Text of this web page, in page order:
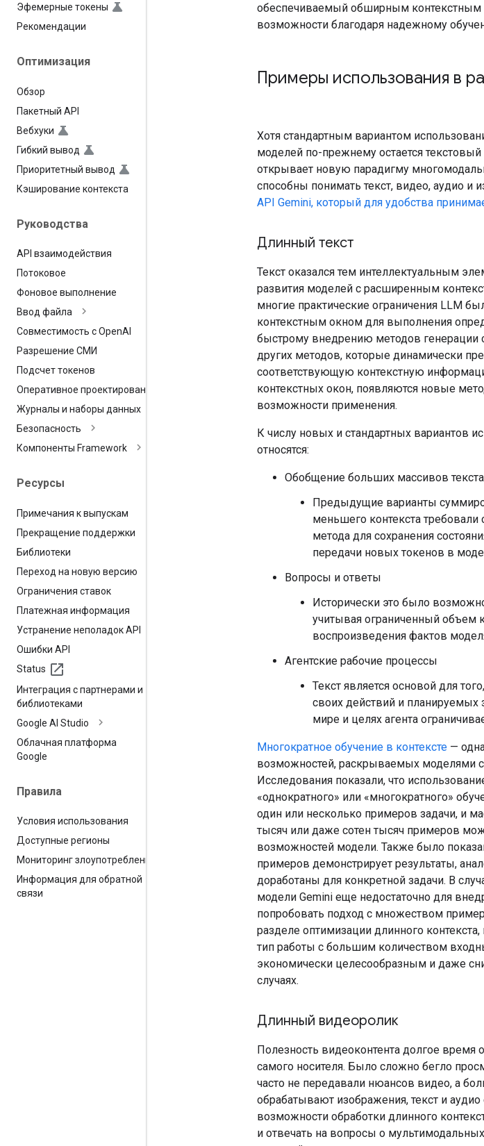
Эфемерные токены
Рекомендации
Оптимизация
Обзор
Пакетный API
Вебхуки
Гибкий вывод
Приоритетный вывод
Кэширование контекста
Руководства
API взаимодействия
Потоковое
Фоновое выполнение
Ввод файла
Совместимость с OpenAI
Разрешение СМИ
Подсчет токенов
Оперативное проектирование
Журналы и наборы данных
Безопасность
Компоненты Framework
Ресурсы
Примечания к выпускам
Прекращение поддержки
Библиотеки
Переход на новую версию
Ограничения ставок
Платежная информация
Устранение неполадок API
Ошибки API
Status
Интеграция с партнерами и
библиотеками
Google AI Studio
Облачная платформа
Google
Правила
Условия использования
Доступные регионы
Мониторинг злоупотреблений
Информация для обратной
связи
обеспечиваемый обширным
возможности благодаря надежному
Примеры использования в
Хотя стандартным вариантом
моделей по-прежнему остается
открывает новую парадигму
способны понимать текст, видео, аудио и
API Gemini, который для удобства
Длинный текст
Текст оказался тем интеллектуальным
развития моделей с расширенным
многие практические ограничения LLM
контекстным окном для выполнения
быстрому внедрению методов генерации
других методов, которые динамически
соответствующую контекстную
контекстных окон, появляются новые
возможности применения.
К числу новых и стандартных вариантов
относятся:
Обобщение больших массивов текста
Предыдущие варианты
меньшего контекста требовали
метода для сохранения
передачи новых токенов в
Вопросы и ответы
Исторически это было
учитывая ограниченный объем
воспроизведения фактов
Агентские рабочие процессы
Текст является основой для
своих действий и планируемых
мире и целях агента
Многократное обучение в контексте —
возможностей, раскрываемых моделями
Исследования показали, что
«однократного» или «многократного»
один или несколько примеров задачи, и
тысяч или даже сотен тысяч примеров
возможностей модели. Также было
примеров демонстрирует результаты,
доработаны для конкретной задачи. В
модели Gemini еще недостаточно для
попробовать подход с множеством
разделе оптимизации длинного
тип работы с большим количеством
экономически целесообразным и даже
случаях.
Длинный видеоролик
Полезность видеоконтента долгое время
самого носителя. Было сложно бегло
часто не передавали нюансов видео, а
обрабатывают изображения, текст и
возможности обработки длинного
и отвечать на вопросы о